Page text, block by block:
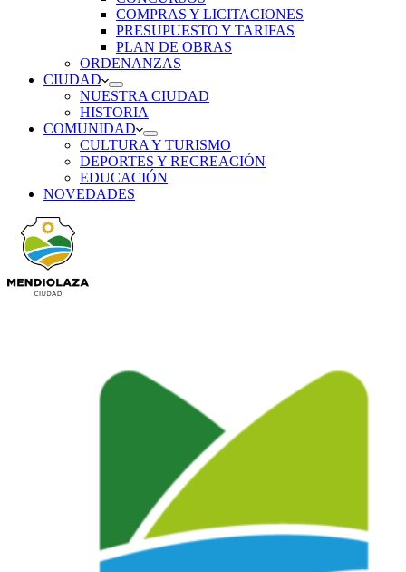
COMPRAS Y LICITACIONES
PRESUPUESTO Y TARIFAS
PLAN DE OBRAS
ORDENANZAS
CIUDAD
NUESTRA CIUDAD
HISTORIA
COMUNIDAD
CULTURA Y TURISMO
DEPORTES Y RECREACIÓN
EDUCACIÓN
NOVEDADES